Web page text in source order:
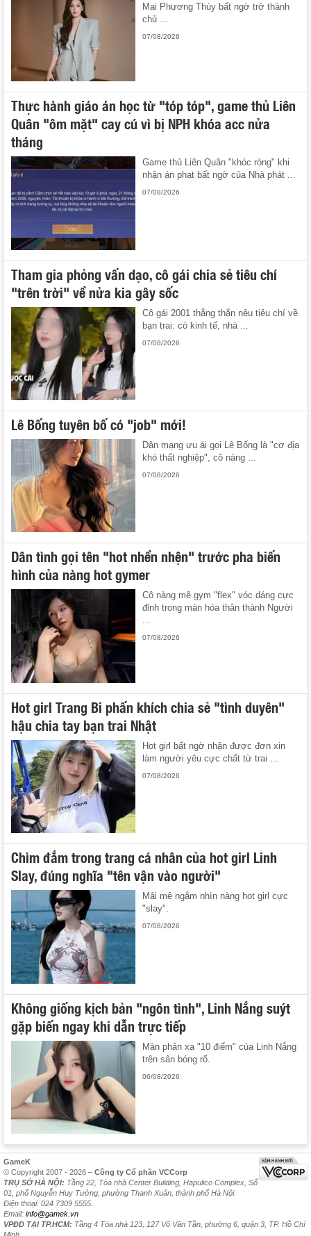
Mai Phương Thúy bất ngờ trở thành
chủ ...
07/08/2026
Thực hành giáo án học từ "tóp tóp", game thủ Liên
Quân "ôm mặt" cay cú vì bị NPH khóa acc nửa
tháng
Game thủ Liên Quân "khóc ròng" khi
nhận án phạt bất ngờ của Nhà phát ...
07/08/2026
Tham gia phỏng vấn dạo, cô gái chia sẻ tiêu chí
"trên trời" về nửa kia gây sốc
Cô gái 2001 thẳng thắn nêu tiêu chí về
bạn trai: có kinh tế, nhà ...
07/08/2026
Lê Bống tuyên bố có "job" mới!
Dân mạng ưu ái gọi Lê Bống là "cơ địa
khó thất nghiệp", cô nàng ...
07/08/2026
Dân tình gọi tên "hot nhền nhện" trước pha biến
hình của nàng hot gymer
Cô nàng mê gym "flex" vóc dáng cực
đỉnh trong màn hóa thân thành Người
...
07/08/2026
Hot girl Trang Bi phấn khích chia sẻ "tình duyên"
hậu chia tay bạn trai Nhật
Hot girl bất ngờ nhận được đơn xin
làm người yêu cực chất từ trai ...
07/08/2026
Chìm đắm trong trang cá nhân của hot girl Linh
Slay, đúng nghĩa "tên vận vào người"
Mải mê ngắm nhìn nàng hot girl cực
"slay".
07/08/2026
Không giống kịch bản "ngôn tình", Linh Nắng suýt
gặp biến ngay khi dẫn trực tiếp
Màn phản xạ "10 điểm" của Linh Nắng
trên sân bóng rổ.
06/08/2026
GameK
© Copyright 2007 - 2026 – Công ty Cổ phần VCCorp
TRỤ SỞ HÀ NỘI: Tầng 22, Tòa nhà Center Building, Hapulico Complex, Số
01, phố Nguyễn Huy Tưởng, phường Thanh Xuân, thành phố Hà Nội.
Điện thoại: 024 7309 5555.
Email: info@gamek.vn
VPĐD TẠI TP.HCM: Tầng 4 Tòa nhà 123, 127 Võ Văn Tần, phường 6, quận 3, TP. Hồ Chí